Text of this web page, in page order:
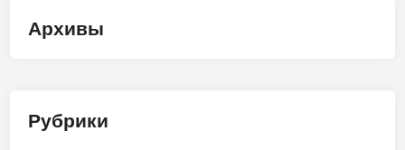
Архивы
Рубрики